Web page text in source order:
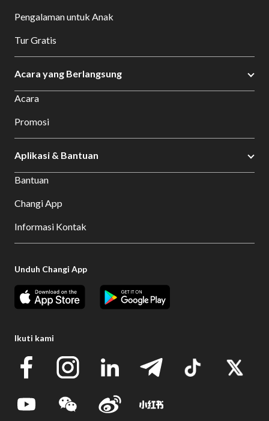
Pengalaman untuk Anak
Tur Gratis
Acara yang Berlangsung
Acara
Promosi
Aplikasi & Bantuan
Bantuan
Changi App
Informasi Kontak
Unduh Changi App
Ikuti kami